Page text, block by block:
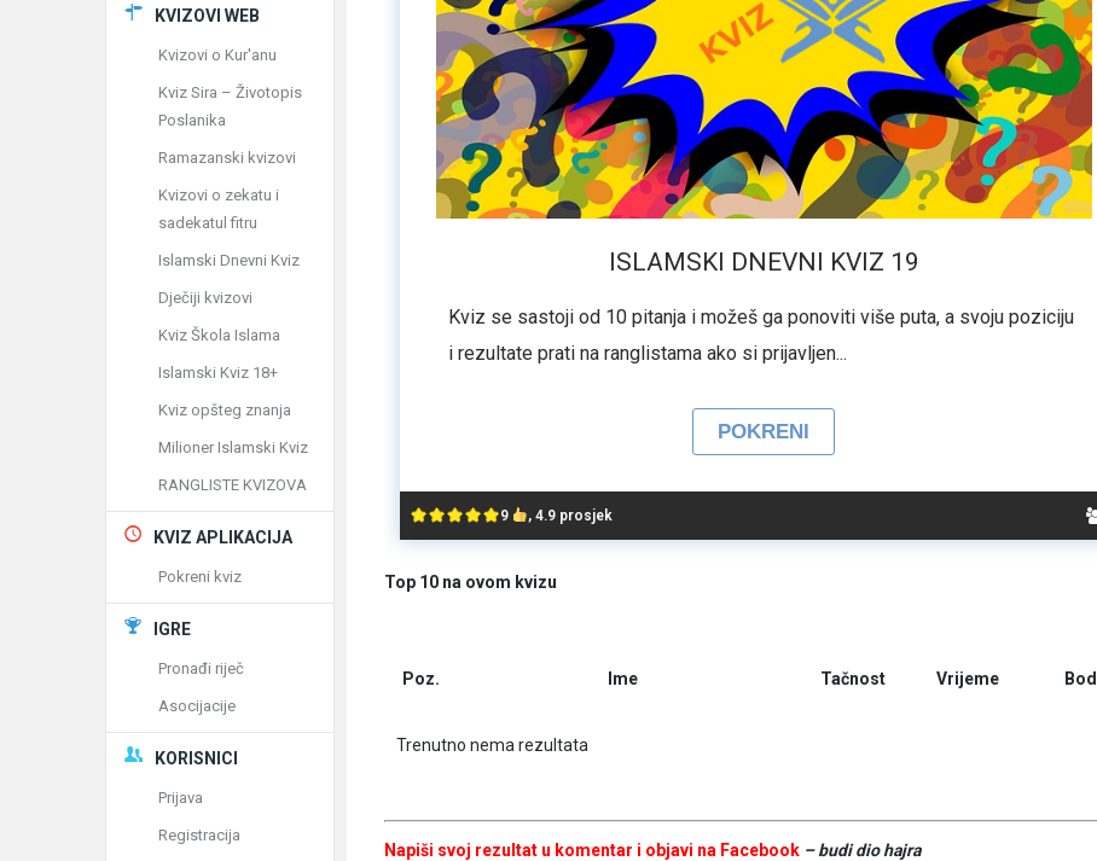
9 , 4.9 prosjek
ISLAMSKI DNEVNI KVIZ 19
Kviz se sastoji od 10 pitanja i možeš ga ponoviti više puta, a svoju poziciju
i rezultate prati na ranglistama ako si prijavljen...
Top 10 na ovom kvizu
Poz. Ime Tačnost Vrijeme Bod
Trenutno nema rezultata
Napiši svoj rezultat u komentar i objavi na Facebook – budi dio hajra
KVIZOVI WEB
Kvizovi o Kur'anu
Kviz Sira – Životopis
Poslanika
Ramazanski kvizovi
Kvizovi o zekatu i
sadekatul fitru
Islamski Dnevni Kviz
Dječiji kvizovi
Kviz Škola Islama
Islamski Kviz 18+
Kviz opšteg znanja
Milioner Islamski Kviz
RANGLISTE KVIZOVA
KVIZ APLIKACIJA
Pokreni kviz
IGRE
Pronađi riječ
Asocijacije
KORISNICI
Prijava
Registracija